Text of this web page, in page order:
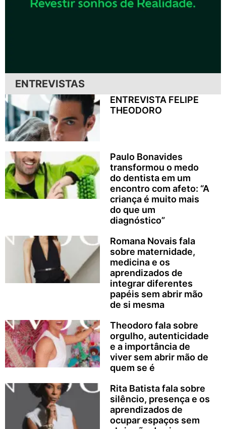
ENTREVISTAS
ENTREVISTA FELIPE
THEODORO
Paulo Bonavides
transformou o medo
do dentista em um
encontro com afeto: “A
criança é muito mais
do que um
diagnóstico”
Romana Novais fala
sobre maternidade,
medicina e os
aprendizados de
integrar diferentes
papéis sem abrir mão
de si mesma
Theodoro fala sobre
orgulho, autenticidade
e a importância de
viver sem abrir mão de
quem se é
Rita Batista fala sobre
silêncio, presença e os
aprendizados de
ocupar espaços sem